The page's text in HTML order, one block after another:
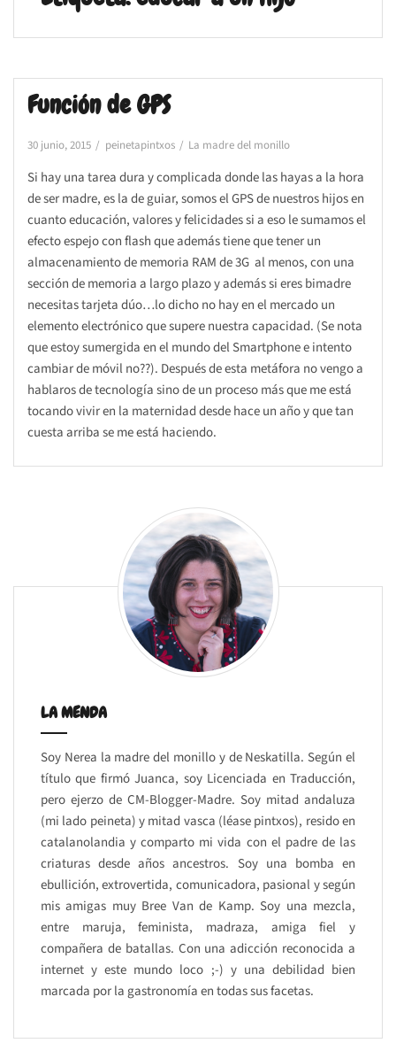
Función de GPS
30 junio, 2015 peinetapintxos La madre del monillo
Si hay una tarea dura y complicada donde las hayas a la hora
de ser madre, es la de guiar, somos el GPS de nuestros hijos en
cuanto educación, valores y felicidades si a eso le sumamos el
efecto espejo con flash que además tiene que tener un
almacenamiento de memoria RAM de 3G al menos, con una
sección de memoria a largo plazo y además si eres bimadre
necesitas tarjeta dúo…lo dicho no hay en el mercado un
elemento electrónico que supere nuestra capacidad. (Se nota
que estoy sumergida en el mundo del Smartphone e intento
cambiar de móvil no??). Después de esta metáfora no vengo a
hablaros de tecnología sino de un proceso más que me está
tocando vivir en la maternidad desde hace un año y que tan
cuesta arriba se me está haciendo.
LA MENDA
Soy Nerea la madre del monillo y de Neskatilla. Según el
título que firmó Juanca, soy Licenciada en Traducción,
pero ejerzo de CM-Blogger-Madre. Soy mitad andaluza
(mi lado peineta) y mitad vasca (léase pintxos), resido en
catalanolandia y comparto mi vida con el padre de las
criaturas desde años ancestros. Soy una bomba en
ebullición, extrovertida, comunicadora, pasional y según
mis amigas muy Bree Van de Kamp. Soy una mezcla,
entre maruja, feminista, madraza, amiga fiel y
compañera de batallas. Con una adicción reconocida a
internet y este mundo loco ;-) y una debilidad bien
marcada por la gastronomía en todas sus facetas.